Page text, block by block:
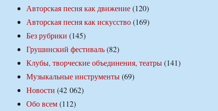
Авторская песня как движение(120)
Авторская песня как искусство(169)
Без рубрики (145)
Грушинский фестиваль(82)
Клубы, творческие объединения, театры(141)
Музыкальные инструменты(69)
Новости (42 062)
Обо всем(112)